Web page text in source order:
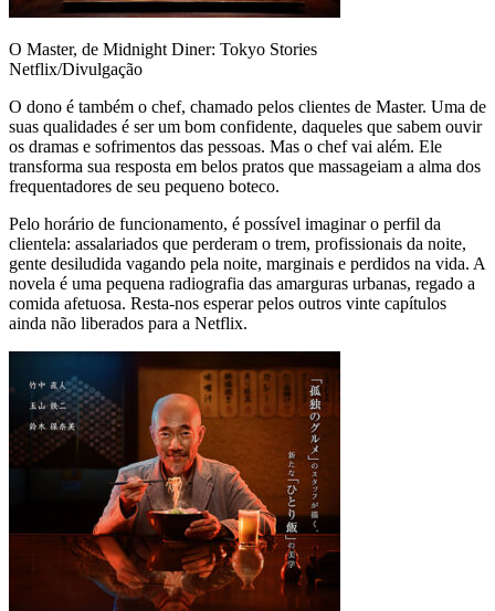
O Master, de Midnight Diner: Tokyo Stories
Netflix/Divulgação
O dono é também o chef, chamado pelos clientes de Master. Uma de
suas qualidades é ser um bom confidente, daqueles que sabem ouvir
os dramas e sofrimentos das pessoas. Mas o chef vai além. Ele
transforma sua resposta em belos pratos que massageiam a alma dos
frequentadores de seu pequeno boteco.
Pelo horário de funcionamento, é possível imaginar o perfil da
clientela: assalariados que perderam o trem, profissionais da noite,
gente desiludida vagando pela noite, marginais e perdidos na vida. A
novela é uma pequena radiografia das amarguras urbanas, regado a
comida afetuosa. Resta-nos esperar pelos outros vinte capítulos
ainda não liberados para a Netflix.